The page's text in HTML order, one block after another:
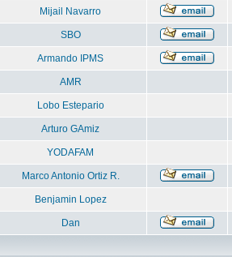
Mijail Navarro
SBO
Armando IPMS
AMR
Lobo Estepario
Arturo GAmiz
YODAFAM
Marco Antonio Ortiz R.
Benjamin Lopez
Dan